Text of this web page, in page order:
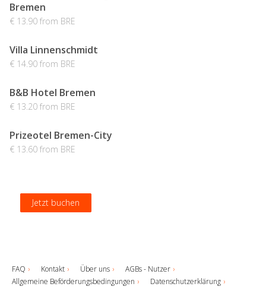
Bremen
€ 13.90 from BRE
Jetzt buchen
Villa Linnenschmidt
€ 14.90 from BRE
Jetzt buchen
B&B Hotel Bremen
€ 13.20 from BRE
Jetzt buchen
Prizeotel Bremen-City
€ 13.60 from BRE
Jetzt buchen
FAQ Kontakt Über uns
AGBs - Nutzer
Allgemeine Beförderungsbedingungen
Datenschutzerklärung